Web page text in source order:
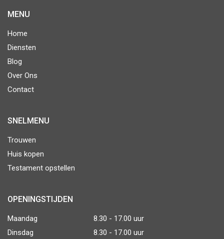
MENU
Home
Diensten
Blog
Over Ons
Contact
SNELMENU
Trouwen
Huis kopen
Testament opstellen
OPENINGSTIJDEN
Maandag
8.30 - 17.00 uur
Dinsdag
8.30 - 17.00 uur